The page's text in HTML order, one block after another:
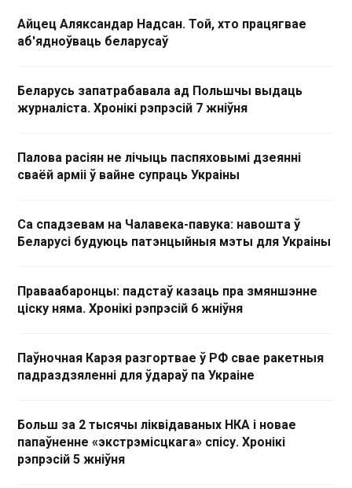
Айцец Аляксандар Надсан. Той, хто працягвае
аб'ядноўваць беларусаў
Беларусь запатрабавала ад Польшчы выдаць
журналіста. Хронікі рэпрэсій 7 жніўня
Палова расіян не лічыць паспяховымі дзеянні
сваёй арміі ў вайне супраць Украіны
Са спадзевам на Чалавека-павука: навошта ў
Беларусі будуюць патэнцыйныя мэты для Украіны
Праваабаронцы: падстаў казаць пра змяншэнне
ціску няма. Хронікі рэпрэсій 6 жніўня
Паўночная Карэя разгортвае ў РФ свае ракетныя
падраздзяленні для ўдараў па Украіне
Больш за 2 тысячы ліквідаваных НКА і новае
папаўненне «экстрэмісцкага» спісу. Хронікі
рэпрэсій 5 жніўня